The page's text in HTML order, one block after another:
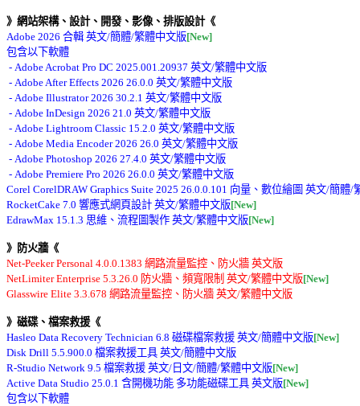
》網站架構、設計、開發、影像、排版設計《
Adobe 2026 合輯 英文/簡體/繁體中文版[New]
包含以下軟體
- Adobe Acrobat Pro DC 2025.001.20937 英文/繁體中文版
- Adobe After Effects 2026 26.0.0 英文/繁體中文版
- Adobe Illustrator 2026 30.2.1 英文/繁體中文版
- Adobe InDesign 2026 21.0 英文/繁體中文版
- Adobe Lightroom Classic 15.2.0 英文/繁體中文版
- Adobe Media Encoder 2026 26.0 英文/繁體中文版
- Adobe Photoshop 2026 27.4.0 英文/繁體中文版
- Adobe Premiere Pro 2026 26.0.0 英文/繁體中文版
Corel CorelDRAW Graphics Suite 2025 26.0.0.101 向量、數位繪圖 英文/簡體/
RocketCake 7.0 響應式網頁設計 英文/繁體中文版[New]
EdrawMax 15.1.3 思維、流程圖製作 英文/繁體中文版[New]
》防火牆《
Net-Peeker Personal 4.0.0.1383 網路流量監控、防火牆 英文版
NetLimiter Enterprise 5.3.26.0 防火牆、頻寬限制 英文/繁體中文版[New]
》磁碟、檔案救援《
Hasleo Data Recovery Technician 6.8 磁碟檔案救援 英文/簡體中文版[New]
Disk Drill 5.5.900.0 檔案救援工具 英文/簡體中文版
R-Studio Network 9.5 檔案救援 英文/日文/簡體/繁體中文版[New]
Active Data Studio 25.0.1 含開機功能 多功能磁碟工具 英文版[New]
包含以下軟體